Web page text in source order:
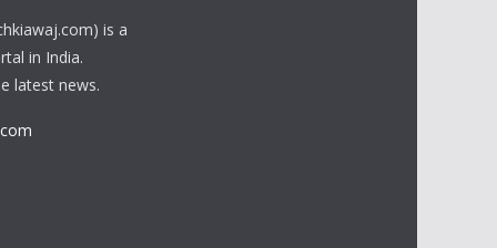
is a
in India.
latest news.